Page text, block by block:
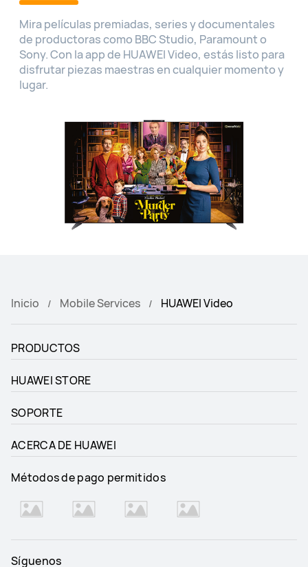
Mira películas premiadas, series y documentales
de productoras como BBC Studio, Paramount o
Sony. Con la app de HUAWEI Video, estás listo para
disfrutar piezas maestras en cualquier momento y
lugar.
Inicio Mobile Services HUAWEI Video
PRODUCTOS
HUAWEI STORE
SOPORTE
ACERCA DE HUAWEI
Métodos de pago permitidos
Síguenos